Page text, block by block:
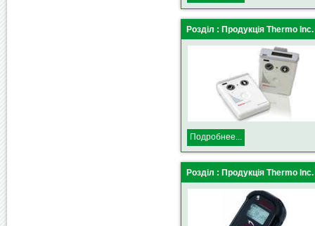
Розділ : Продукція Thermo
Подробнее...
Розділ : Продукція Thermo